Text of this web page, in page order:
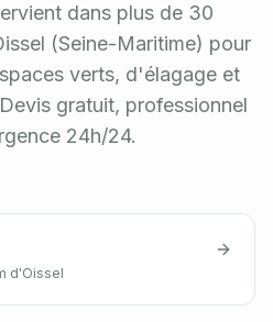
dans plus de 30
(Seine-Maritime) pour
verts, d'élagage et
gratuit, professionnel
24h/24.
d'Oissel